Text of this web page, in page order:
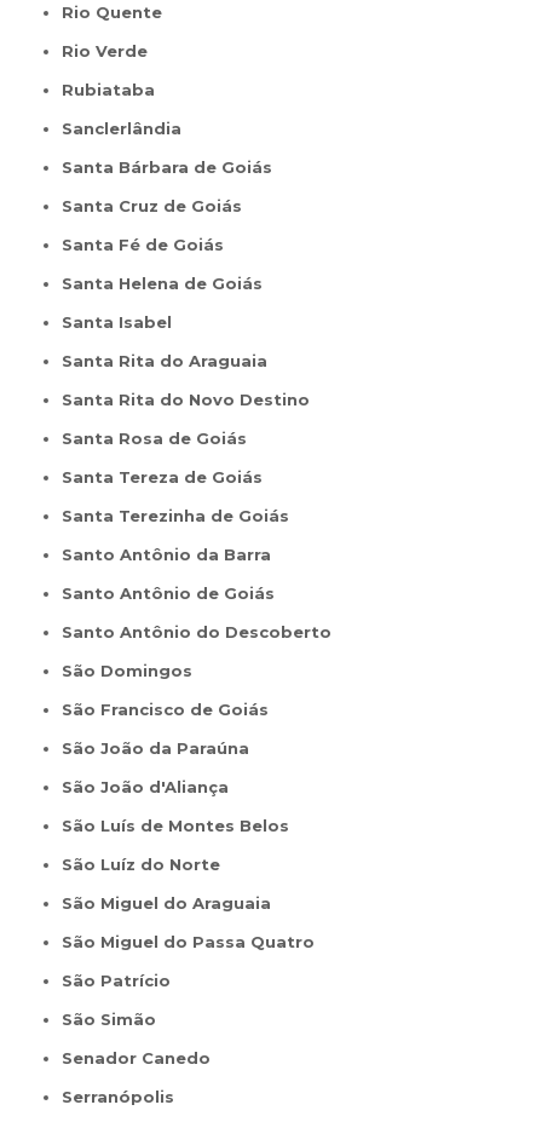
Rio Quente
Rio Verde
Rubiataba
Sanclerlândia
Santa Bárbara de Goiás
Santa Cruz de Goiás
Santa Fé de Goiás
Santa Helena de Goiás
Santa Isabel
Santa Rita do Araguaia
Santa Rita do Novo Destino
Santa Rosa de Goiás
Santa Tereza de Goiás
Santa Terezinha de Goiás
Santo Antônio da Barra
Santo Antônio de Goiás
Santo Antônio do Descoberto
São Domingos
São Francisco de Goiás
São João da Paraúna
São João d'Aliança
São Luís de Montes Belos
São Luíz do Norte
São Miguel do Araguaia
São Miguel do Passa Quatro
São Patrício
São Simão
Senador Canedo
Serranópolis